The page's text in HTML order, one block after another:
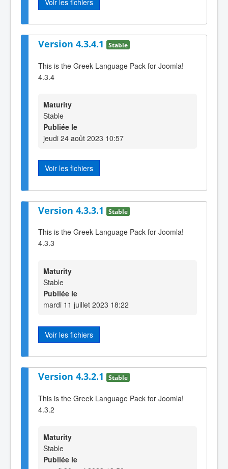
Version 4.3.4.1 Stable
This is the Greek Language Pack for Joomla!
4.3.4
Maturity
Stable
Publiée le
jeudi 24 août 2023 10:57
Voir les fichiers
Version 4.3.3.1 Stable
This is the Greek Language Pack for Joomla!
4.3.3
Maturity
Stable
Publiée le
mardi 11 juillet 2023 18:22
Voir les fichiers
Version 4.3.2.1 Stable
This is the Greek Language Pack for Joomla!
4.3.2
Maturity
Stable
Publiée le